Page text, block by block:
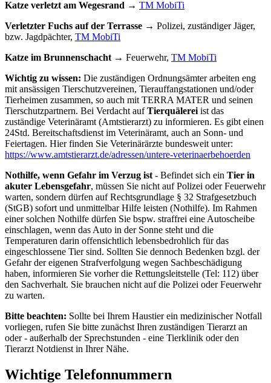
Katze verletzt am Wegesrand → TM MobiTi
Verletzter Fuchs auf der Terrasse → Polizei, zuständiger Jäger,
bzw. Jagdpächter, TM MobiTi
Katze im Brunnenschacht → Feuerwehr, TM MobiTi
Wichtig zu wissen: Die zuständigen Ordnungsämter arbeiten eng
mit ansässigen Tierschutzvereinen, Tierauffangstationen und/oder
Tierheimen zusammen, so auch mit TERRA MATER und seinen
Tierschutzpartnern. Bei Verdacht aufTierquälerei ist das
zuständige Veterinäramt (Amtstierarzt) zu informieren. Es gibt einen
24Std. Bereitschaftsdienst im Veterinäramt, auch an Sonn- und
Feiertagen. Hier finden Sie Veterinärärzte bundesweit unter:
https://www.amtstierarzt.de/adressen/untere-veterinaerbehoerden
Nothilfe, wenn Gefahr im Verzug ist - Befindet sich ein Tier in
akuter Lebensgefahr, müssen Sie nicht auf Polizei oder Feuerwehr
warten, sondern dürfen auf Rechtsgrundlage § 32 Strafgesetzbuch
(StGB) sofort und unmittelbar Hilfe leisten (Nothilfe). Im Rahmen
einer solchen Nothilfe dürfen Sie bspw. straffrei eine Autoscheibe
einschlagen, wenn das Auto in der Sonne steht und die
Temperaturen darin offensichtlich lebensbedrohlich für das
eingeschlossene Tier sind. Sollten Sie dennoch Bedenken bzgl. der
Gefahr der eigenen Strafverfolgung wegen Sachbeschädigung
haben, informieren Sie vorher die Rettungsleitstelle (Tel: 112) über
den Sachverhalt. Sie brauchen nicht auf die Polizei oder Feuerwehr
zu warten.
Bitte beachten: Sollte bei Ihrem Haustier ein medizinischer Notfall
vorliegen, rufen Sie bitte zunächst Ihren zuständigen Tierarzt an
oder - außerhalb der Sprechstunden - eine Tierklinik oder den
Tierarzt Notdienst in Ihrer Nähe.
Wichtige Telefonnummern